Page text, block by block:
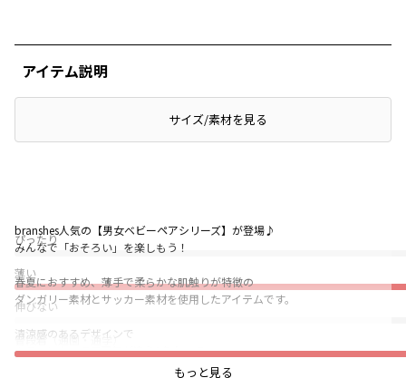
ぴったり
薄い
伸びない
普段着（通園・通学）
アイテム説明
サイズ/素材を見る
branshes人気の【男女ベビーペアシリーズ】が登場♪
みんなで「おそろい」を楽しもう！
春夏におすすめ、薄手で柔らかな肌触りが特徴の
ダンガリー素材とサッカー素材を使用したアイテムです。
清涼感のあるデザインで
カラーによって雰囲気が違う2色なので
おそろいやリンクコーデをより楽しんでいただけます。
もっと見る